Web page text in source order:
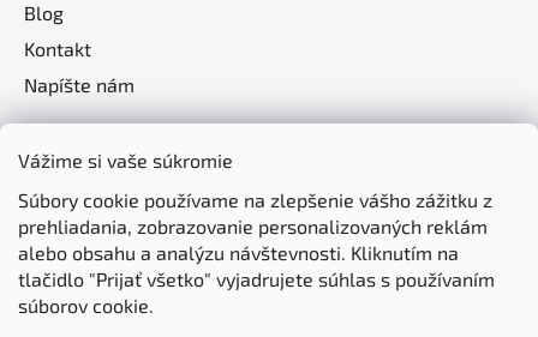
Vážime si vaše súkromie
Súbory cookie používame na zlepšenie vášho zážitku z
prehliadania, zobrazovanie personalizovaných reklám
alebo obsahu a analýzu návštevnosti. Kliknutím na
tlačidlo "Prijať všetko" vyjadrujete súhlas s používaním
súborov cookie.
Blog
Kontakt
Napíšte nám